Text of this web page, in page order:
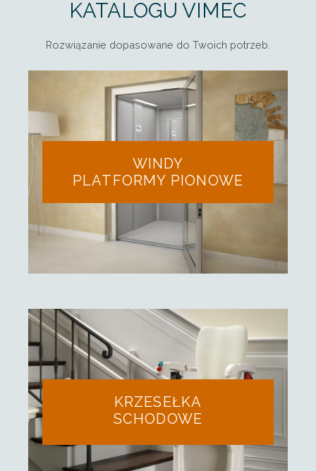
KATALOGU VIMEC
Rozwiązanie dopasowane do Twoich potrzeb.
WINDY
PLATFORMY PIONOWE
KRZESEŁKA
SCHODOWE